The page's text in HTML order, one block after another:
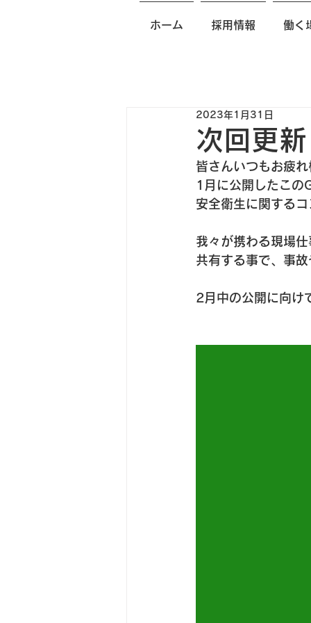
ホーム 採用情報 働く
次回更
2023年1月31日
皆さんいつもお疲
1月に公開したこの
安全衛生に関する
我々が携わる現場
共有する事で、事
2月中の公開に向け